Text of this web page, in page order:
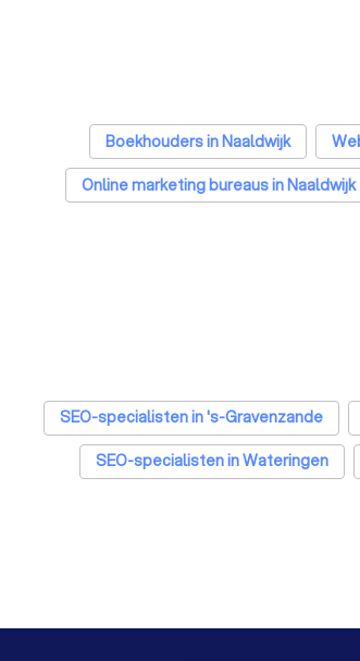
Boekhouders in Naaldwijk
Online marketing bureaus in Naaldwijk
SEO-specialisten in 's-Gravenzande
SEO-specialisten in Wateringen
SEO-specialisten in Den Bosch